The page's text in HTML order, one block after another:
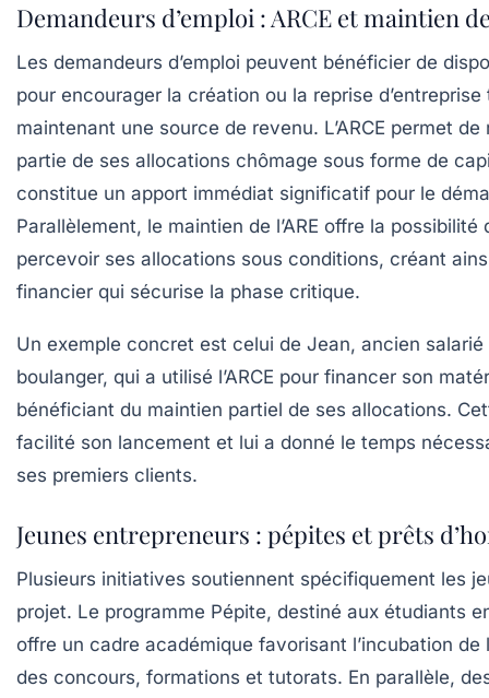
Demandeurs d’emploi : ARCE et maintien de
Les demandeurs d’emploi peuvent bénéficier de
pour encourager la création ou la reprise d’entreprise
maintenant une source de revenu. L’ARCE permet
partie de ses allocations chômage sous forme de
constitue un apport immédiat significatif pour le
Parallèlement, le maintien de l’ARE offre la possibilité
percevoir ses allocations sous conditions, créant
financier qui sécurise la phase critique.
Un exemple concret est celui de Jean, ancien salarié
boulanger, qui a utilisé l’ARCE pour financer son
bénéficiant du maintien partiel de ses allocations.
facilité son lancement et lui a donné le temps
ses premiers clients.
Jeunes entrepreneurs : pépites et prêts
Plusieurs initiatives soutiennent spécifiquement les
projet. Le programme Pépite, destiné aux étudiants
offre un cadre académique favorisant l’incubation
des concours, formations et tutorats. En parallèle,